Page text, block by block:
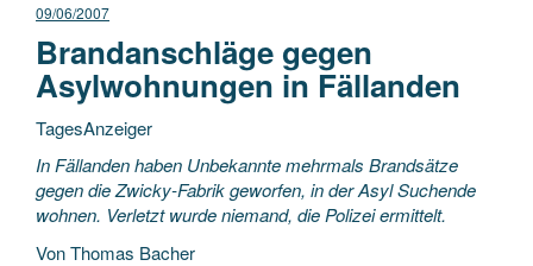
09/06/2007
Brandanschläge gegen
Asylwohnungen in Fällanden
TagesAnzeiger
In Fällanden haben Unbekannte mehrmals Brandsätze
gegen die Zwicky-Fabrik geworfen, in der Asyl Suchende
wohnen. Verletzt wurde niemand, die Polizei ermittelt.
Von Thomas Bacher